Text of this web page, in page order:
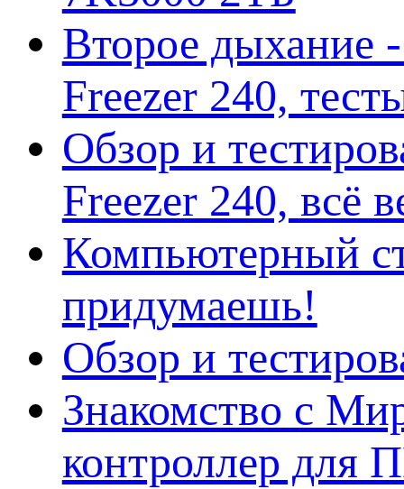
Второе дыхание
Freezer 240,
Обзор и
Freezer 240, всё
Компьютерный
придумаешь!
Обзор и
Знакомство с
контроллер для